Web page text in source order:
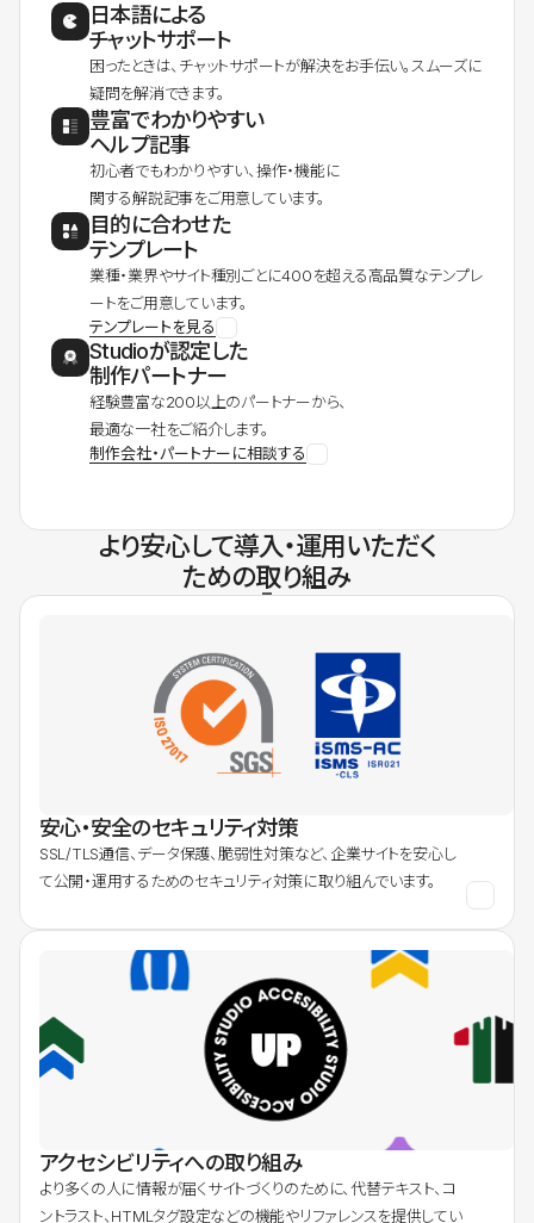
日本語による
チャットサポート
困ったときは、チャットサポートが解決をお手伝い。スムーズに
疑問を解消できます。
豊富でわかりやすい
ヘルプ記事
初心者でもわかりやすい、操作・機能に
関する解説記事をご用意しています。
目的に合わせた
テンプレート
業種・業界やサイト種別ごとに400を超える高品質なテンプレ
ートをご用意しています。
テンプレートを見る
Studioが認定した
制作パートナー
経験豊富な200以上のパートナーから、
最適な一社をご紹介します。
制作会社・パートナーに相談する
より安心して導入・運用いただく
ための取り組み
安心・安全のセキュリティ対策
SSL/TLS通信、データ保護、脆弱性対策など、企業サイトを安心し
て公開・運用するためのセキュリティ対策に取り組んでいます。
アクセシビリティへの取り組み
より多くの人に情報が届くサイトづくりのために、代替テキスト、コ
ントラスト、HTMLタグ設定などの機能やリファレンスを提供してい